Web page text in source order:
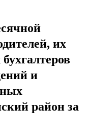
их
и
район за